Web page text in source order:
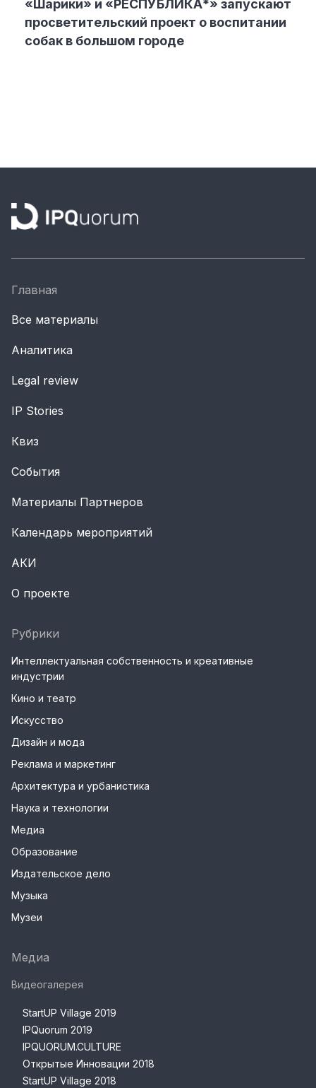
«Шарики» и «РЕСПУБЛИКА*» запускают
просветительский проект о воспитании
собак в большом городе
Главная
Все материалы
Аналитика
Legal review
IP Stories
Квиз
События
Материалы Партнеров
Календарь мероприятий
АКИ
О проекте
Рубрики
Интеллектуальная собственность и креативные
индустрии
Кино и театр
Искусство
Дизайн и мода
Реклама и маркетинг
Архитектура и урбанистика
Наука и технологии
Медиа
Образование
Издательское дело
Музыка
Музеи
Медиа
Видеогалерея
StartUP Village 2019
IPQuorum 2019
IPQUORUM.CULTURE
Открытые Инновации 2018
StartUP Village 2018